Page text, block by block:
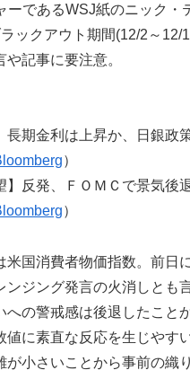
ーであるWSJ紙のニック・
ックアウト期間(12/2～12/
記事に要注意。
長期金利は上昇か、日銀政
）
】反発、ＦＯＭＣで景気後
）
米国消費者物価指数。前日
ンジング発言の火消しとも
への警戒感は後退したこと
値に素直な反応を生じやすい
が小さいことから事前の織